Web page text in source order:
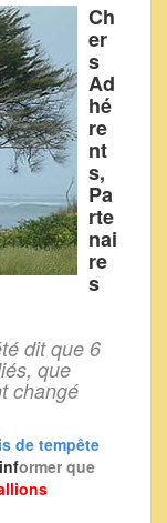
Ch
er
s
Ad
hé
re
nt
s,
Pa
rte
nai
re
s
dit que 6
que
changé
de tempête
ormer que